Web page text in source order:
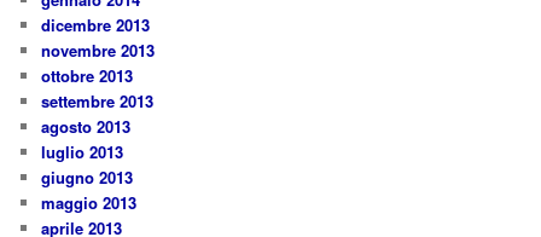
dicembre 2013
novembre 2013
ottobre 2013
settembre 2013
agosto 2013
luglio 2013
giugno 2013
maggio 2013
aprile 2013